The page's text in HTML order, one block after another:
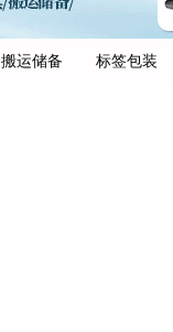
搬运储备 标签包装